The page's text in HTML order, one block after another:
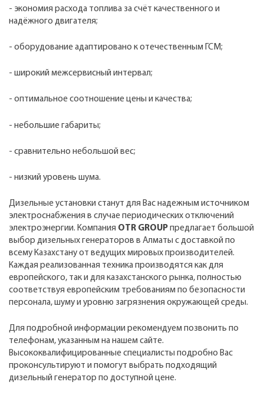
- экономия расхода топлива за счёт качественного и
надёжного двигателя;
- оборудование адаптировано к отечественным ГСМ;
- широкий межсервисный интервал;
- оптимальное соотношение цены и качества;
- небольшие габариты;
- сравнительно небольшой вес;
- низкий уровень шума.
Дизельные установки станут для Вас надежным источником
электроснабжения в случае периодических отключений
электроэнергии. Компания OTR GROUPпредлагает большой
выбор дизельных генераторов в Алматы с доставкой по
всему Казахстану от ведущих мировых производителей.
Каждая реализованная техника производятся как для
европейского, так и для казахстанского рынка, полностью
соответствуя европейским требованиям по безопасности
персонала, шуму и уровню загрязнения окружающей среды.
Для подробной информации рекомендуем позвонить по
телефонам, указанным на нашем сайте.
Высококвалифицированные специалисты подробно Вас
проконсультируют и помогут выбрать подходящий
дизельный генератор по доступной цене.